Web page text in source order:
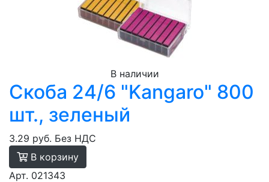
В наличии
Скоба 24/6 "Kangaro" 800
шт., зеленый
3.29 руб. Без НДС
В корзину
Арт. 021343